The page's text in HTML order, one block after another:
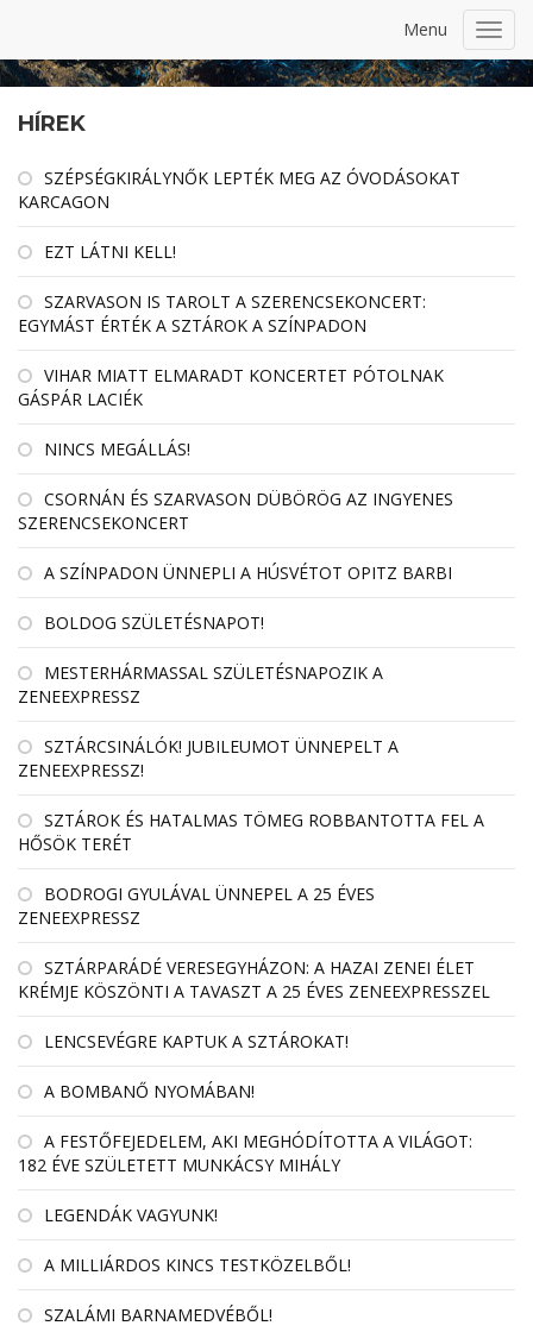
Menu
HÍREK
SZÉPSÉGKIRÁLYNŐK LEPTÉK MEG AZ ÓVODÁSOKAT
KARCAGON
EZT LÁTNI KELL!
SZARVASON IS TAROLT A SZERENCSEKONCERT:
EGYMÁST ÉRTÉK A SZTÁROK A SZÍNPADON
VIHAR MIATT ELMARADT KONCERTET PÓTOLNAK
GÁSPÁR LACIÉK
NINCS MEGÁLLÁS!
CSORNÁN ÉS SZARVASON DÜBÖRÖG AZ INGYENES
SZERENCSEKONCERT
A SZÍNPADON ÜNNEPLI A HÚSVÉTOT OPITZ BARBI
BOLDOG SZÜLETÉSNAPOT!
MESTERHÁRMASSAL SZÜLETÉSNAPOZIK A
ZENEEXPRESSZ
SZTÁRCSINÁLÓK! JUBILEUMOT ÜNNEPELT A
ZENEEXPRESSZ!
SZTÁROK ÉS HATALMAS TÖMEG ROBBANTOTTA FEL A
HŐSÖK TERÉT
BODROGI GYULÁVAL ÜNNEPEL A 25 ÉVES
ZENEEXPRESSZ
SZTÁRPARÁDÉ VERESEGYHÁZON: A HAZAI ZENEI ÉLET
KRÉMJE KÖSZÖNTI A TAVASZT A 25 ÉVES ZENEEXPRESSZEL
LENCSEVÉGRE KAPTUK A SZTÁROKAT!
A BOMBANŐ NYOMÁBAN!
A FESTŐFEJEDELEM, AKI MEGHÓDÍTOTTA A VILÁGOT:
182 ÉVE SZÜLETETT MUNKÁCSY MIHÁLY
LEGENDÁK VAGYUNK!
A MILLIÁRDOS KINCS TESTKÖZELBŐL!
SZALÁMI BARNAMEDVÉBŐL!